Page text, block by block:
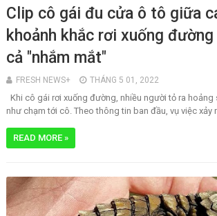
Clip cô gái đu cửa ô tô giữa
khoảnh khắc rơi xuống
cả "nhắm mắt"
FRESH NEWS+ THÁNG 5 01, 2022
Khi cô gái rơi xuống đường, nhiều người tỏ ra hoảng
như chạm tới cô. Theo thông tin ban đầu, vụ việc xảy
READ MORE »